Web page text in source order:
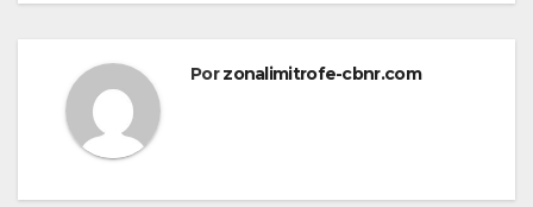
Porzonalimitrofe-cbnr.com